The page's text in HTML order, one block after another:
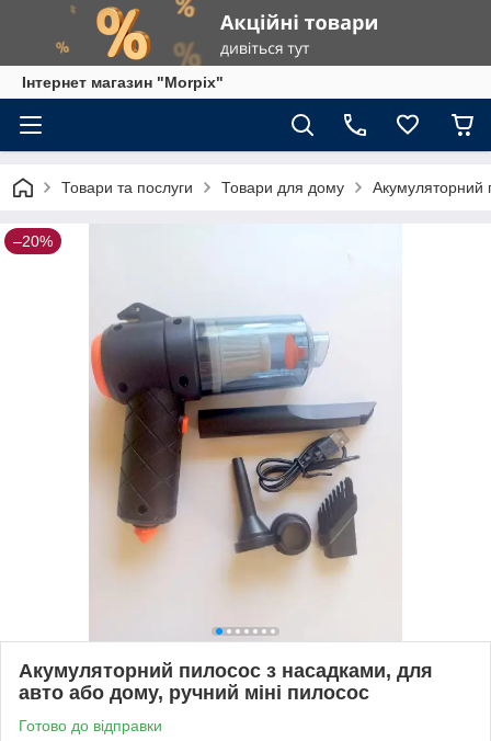
Інтернет магазин "Morpix"
Товари та послуги Товари для дому Акумуляторний
–20%
Акумуляторний пилосос з насадками, для
авто або дому, ручний міні пилосос
Готово до відправки